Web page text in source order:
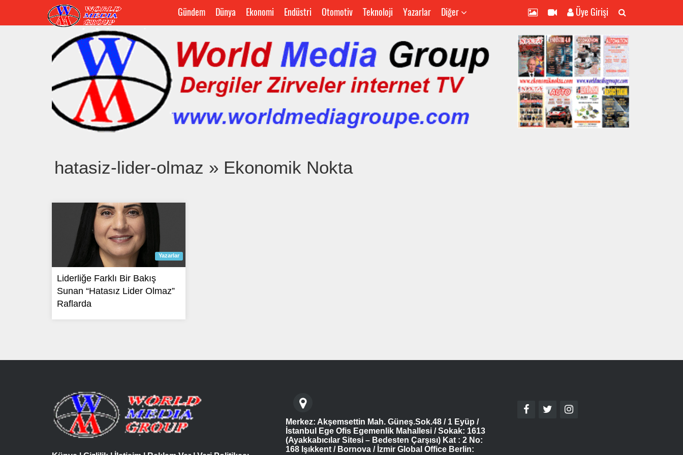
Gündem Dünya Ekonomi Endüstri Otomotiv Teknoloji Yazarlar Diğer Üye Girişi
hatasiz-lider-olmaz » Ekonomik Nokta
Yazarlar
Liderliğe Farklı Bir Bakış
Sunan “Hatasız Lider Olmaz”
Raflarda
Merkez: Akşemsettin Mah. Güneş.Sok.48 / 1 Eyüp /
İstanbul Ege Ofis Egemenlik Mahallesi / Sokak: 1613
(Ayakkabıcılar Sitesi – Bedesten Çarşısı) Kat : 2 No:
168 Işıkkent / Bornova / İzmir Global Office Berlin: